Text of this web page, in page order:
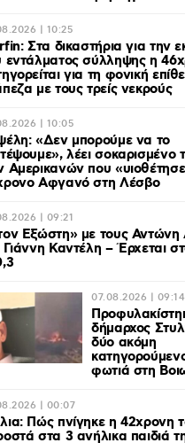
| 10:25
Στα δικαστήρια για την
εντάλματος σύλληψης η
για τη φονική
με τους τρείς νεκρούς
| 10:05
«Δεν μπορούμε να το
λέει σοκαρισμένο
Αμερικανών που
Αφγανό στη Λέσβο
| 09:21
Εξώστη» με τους Αντώνη
Γιάννη Καντέλη – Έρχεται
07.08.2026 | 09:14
δήμαρχος
δύο ακόμη
φωτιά στη
| 00:07
Πώς πνίγηκε η 42χρονη
στα 3 ανήλικα παιδιά